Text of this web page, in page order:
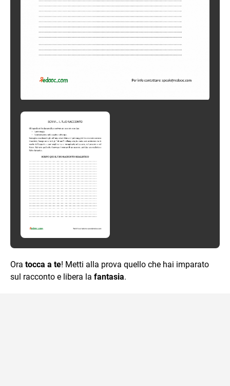
Ora tocca a te! Metti alla prova quello che hai imparato
sul racconto e libera la fantasia.